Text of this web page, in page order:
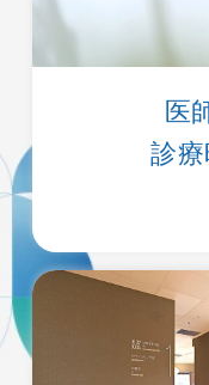
医
診療